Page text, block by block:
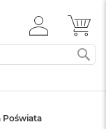
ZALOGUJ
SIĘ
Poświata